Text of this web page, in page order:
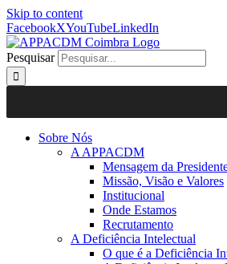
Skip to content
FacebookXYouTubeLinkedIn
Pesquisar
Sobre Nós
A APPACDM
Mensagem da
Missão, Visão e Valores
Institucional
Onde Estamos
Recrutamento
A Deficiência Intelectual
O que é a Deficiência